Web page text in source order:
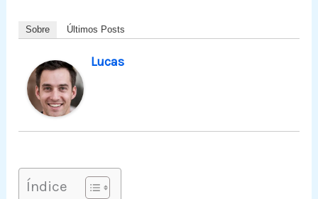
Sobre Últimos Posts
Lucas
Índice